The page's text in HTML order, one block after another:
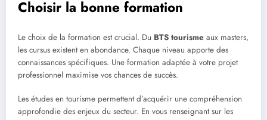
Choisir la bonne formation
Le choix de la formation est crucial. Du BTS tourisme aux masters,
les cursus existent en abondance. Chaque niveau apporte des
connaissances spécifiques. Une formation adaptée à votre projet
professionnel maximise vos chances de succès.
Les études en tourisme permettent d’acquérir une compréhension
approfondie des enjeux du secteur. En vous renseignant sur les